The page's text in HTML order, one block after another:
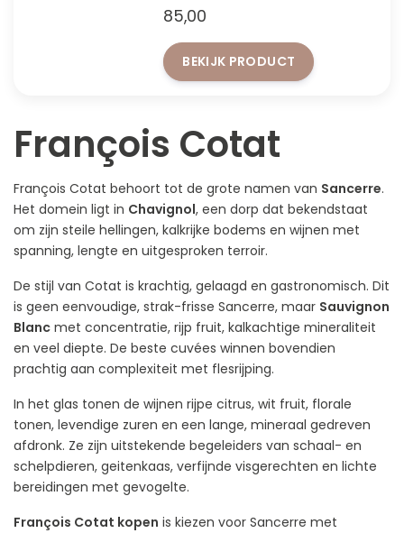
Gelaagde Sancerre uit Chavignol
met krijtachtige spanning
85,00
BEKIJK PRODUCT
François Cotat
François Cotat behoort tot de grote namen van Sancerre.
Het domein ligt in Chavignol, een dorp dat bekendstaat
om zijn steile hellingen, kalkrijke bodems en wijnen met
spanning, lengte en uitgesproken terroir.
De stijl van Cotat is krachtig, gelaagd en gastronomisch. Dit
is geen eenvoudige, strak-frisse Sancerre, maar Sauvignon
Blanc met concentratie, rijp fruit, kalkachtige mineraliteit
en veel diepte. De beste cuvées winnen bovendien
prachtig aan complexiteit met flesrijping.
In het glas tonen de wijnen rijpe citrus, wit fruit, florale
tonen, levendige zuren en een lange, mineraal gedreven
afdronk. Ze zijn uitstekende begeleiders van schaal- en
schelpdieren, geitenkaas, verfijnde visgerechten en lichte
bereidingen met gevogelte.
François Cotat kopen is kiezen voor Sancerre met